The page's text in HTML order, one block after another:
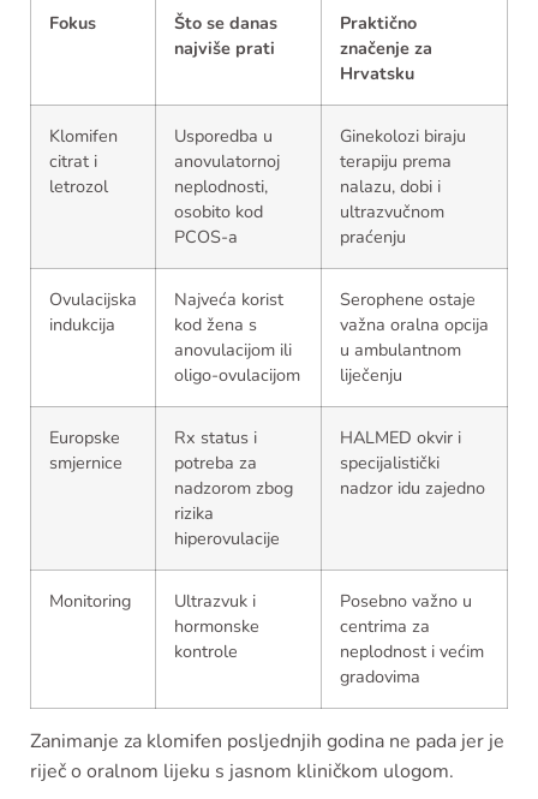
Fokus
Što se danas
najviše prati
Praktično
značenje za
Hrvatsku
Klomifen
citrat i
letrozol
Usporedba u
anovulatornoj
neplodnosti,
osobito kod
PCOS-a
Ginekolozi biraju
terapiju prema
nalazu, dobi i
ultrazvučnom
praćenju
Ovulacijska
indukcija
Najveća korist
kod žena s
anovulacijom ili
oligo-ovulacijom
Serophene ostaje
važna oralna opcija
u ambulantnom
liječenju
Europske
smjernice
Rx status i
potreba za
nadzorom zbog
rizika
hiperovulacije
HALMED okvir i
specijalistički
nadzor idu zajedno
Monitoring
Ultrazvuk i
hormonske
kontrole
Posebno važno u
centrima za
neplodnost i većim
gradovima
Zanimanje za klomifen posljednjih godina ne pada jer je
riječ o oralnom lijeku s jasnom kliničkom ulogom.